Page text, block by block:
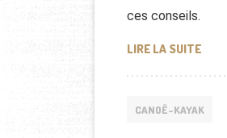
ces conseils.
LIRE LA SUITE4
CANOË-KAYAK